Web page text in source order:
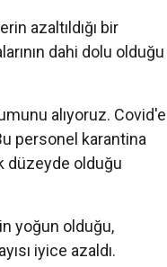
azaltıldığı bir
dahi dolu olduğu
alıyoruz. Covid'e
personel karantina
düzeyde olduğu
yoğun olduğu,
iyice azaldı.